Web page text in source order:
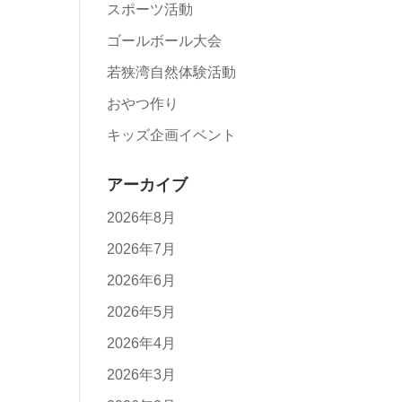
スポーツ活動
ゴールボール大会
若狭湾自然体験活動
おやつ作り
キッズ企画イベント
アーカイブ
2026年8月
2026年7月
2026年6月
2026年5月
2026年4月
2026年3月